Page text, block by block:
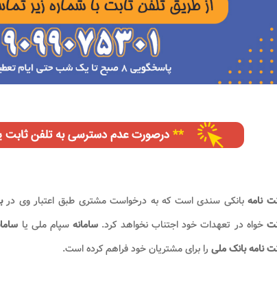
نامهبانکی سندی است که به درخواست مشتری طبق اعتبار وی در
خواه در تعهدات خود اجتناب نخواهد کرد. سامانه سپام ملی یا
نامه بانک ملی را برای مشتریان خود فراهم کرده است.